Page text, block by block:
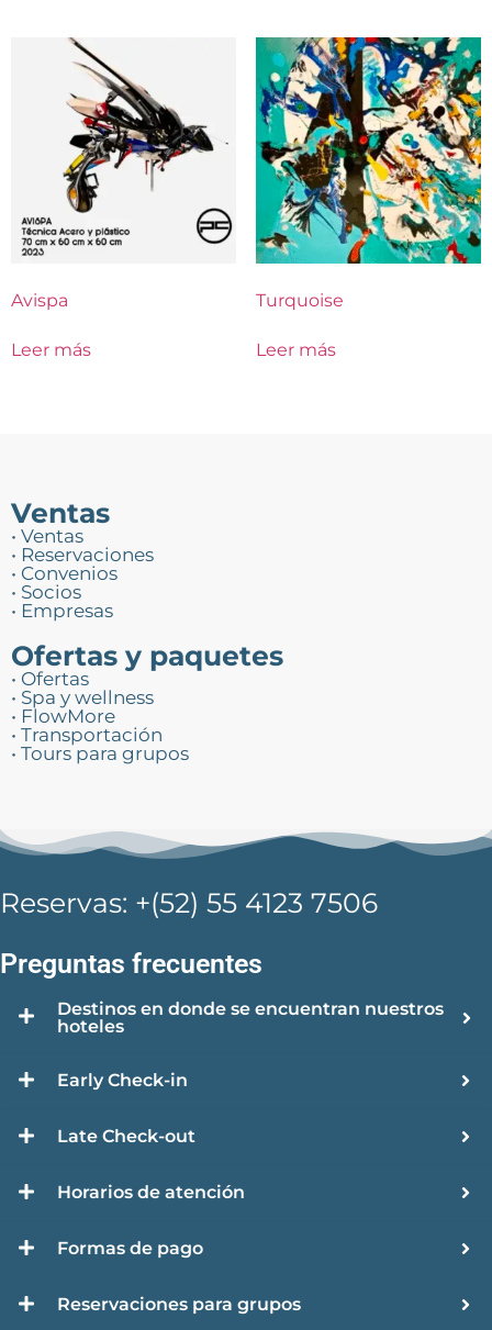
Avispa
Leer más
Turquoise
Leer más
Ventas
• Ventas
• Reservaciones
• Convenios
• Socios
• Empresas
Ofertas y paquetes
• Ofertas
• Spa y wellness
• FlowMore
• Transportación
• Tours para grupos
Reservas: +(52) 55 4123 7506
Preguntas frecuentes
Destinos en donde se encuentran nuestros
hoteles
Early Check-in
Late Check-out
Horarios de atención
Formas de pago
Reservaciones para grupos